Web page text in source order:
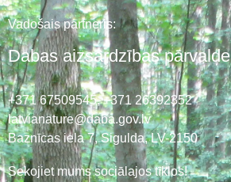
Vadošais partneris:
Dabas aizsardzības pārvalde
+371 67509545,+371 26392352
latvianature@daba.gov.lv
Baznīcas iela 7, Sigulda, LV-2150
Sekojiet mums sociālajos tīklos!